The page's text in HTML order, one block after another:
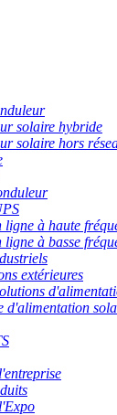
solaire hybride
solaire hors
ligne à haute
ligne à basse
extérieures
d'alimentation